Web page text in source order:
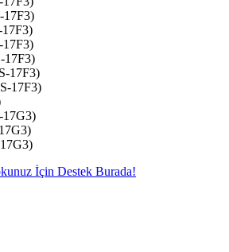
17F3)
17F3)
17F3)
17F3)
17F3)
17G3)
İçin Destek Burada!